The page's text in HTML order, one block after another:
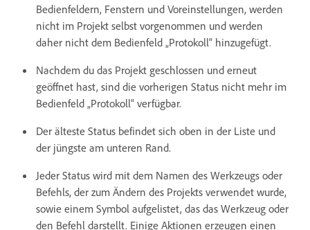
Bedienfeldern, Fenstern und Voreinstellungen, werden
nicht im Projekt selbst vorgenommen und werden
daher nicht dem Bedienfeld „Protokoll“ hinzugefügt.
Nachdem du das Projekt geschlossen und erneut
geöffnet hast, sind die vorherigen Status nicht mehr im
Bedienfeld „Protokoll“ verfügbar.
Der älteste Status befindet sich oben in der Liste und
der jüngste am unteren Rand.
Jeder Status wird mit dem Namen des Werkzeugs oder
Befehls, der zum Ändern des Projekts verwendet wurde,
sowie einem Symbol aufgelistet, das das Werkzeug oder
den Befehl darstellt. Einige Aktionen erzeugen einen